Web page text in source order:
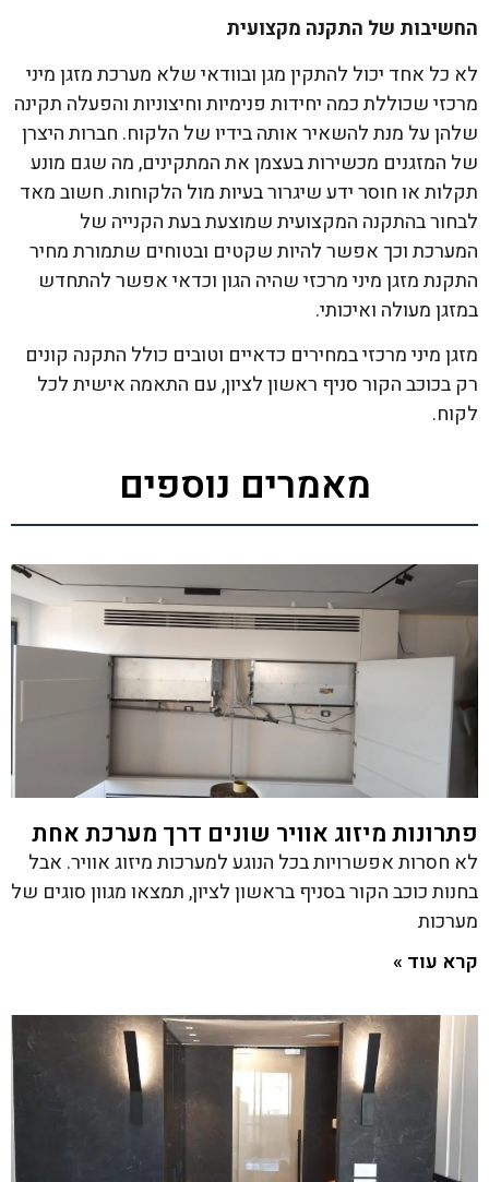
החשיבות של התקנה מקצועית
לא כל אחד יכול להתקין מגן ובוודאי שלא מערכת מזגן מיני
מרכזי שכוללת כמה יחידות פנימיות וחיצוניות והפעלה תקינה
שלהן על מנת להשאיר אותה בידיו של הלקוח. חברות היצרן
של המזגנים מכשירות בעצמן את המתקינים, מה שגם מונע
תקלות או חוסר ידע שיגרור בעיות מול הלקוחות. חשוב מאד
לבחור בהתקנה המקצועית שמוצעת בעת הקנייה של
המערכת וכך אפשר להיות שקטים ובטוחים שתמורת מחיר
התקנת מזגן מיני מרכזי שהיה הגון וכדאי אפשר להתחדש
במזגן מעולה ואיכותי.
מזגן מיני מרכזי במחירים כדאיים וטובים כולל התקנה קונים
רק בכוכב הקור סניף ראשון לציון, עם התאמה אישית לכל
לקוח.
מאמרים נוספים
פתרונות מיזוג אוויר שונים דרך מערכת אחת
לא חסרות אפשרויות בכל הנוגע למערכות מיזוג אוויר. אבל
בחנות כוכב הקור בסניף בראשון לציון, תמצאו מגוון סוגים של
מערכות
קרא עוד »